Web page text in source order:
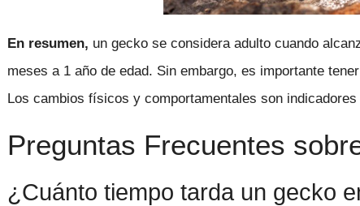
En resumen, un gecko se considera adulto cuando
meses a 1 año de edad. Sin embargo, es importante
Los cambios físicos y comportamentales son
Preguntas Frecuentes
¿Cuánto tiempo tarda un gecko